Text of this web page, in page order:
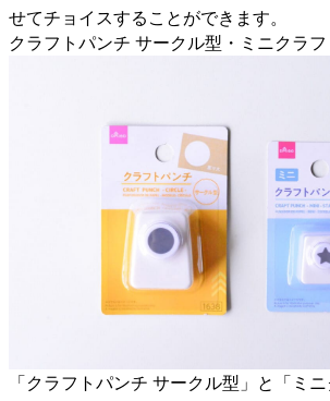
せてチョイスすることができます。
クラフトパンチ サークル型・ミニクラ
「クラフトパンチ サークル型」と「ミ